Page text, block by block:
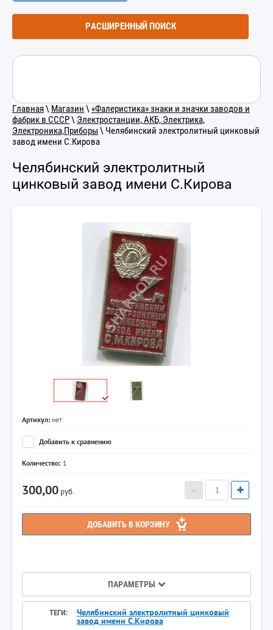
РАСШИРЕННЫЙ ПОИСК
Главная\ Магазин \ «Фалеристика» знаки и значки заводов и
фабрик в СССР\ Электростанции, АКБ, Электрика,
Электроника,Приборы \ Челябинский электролитный цинковый
завод имени С.Кирова
Челябинский электролитный
цинковый завод имени С.Кирова
Артикул: нет
Добавить к сравнению
Количество: 1
300,00 руб.
ДОБАВИТЬ В КОРЗИНУ
ПАРАМЕТРЫ
ТЕГИ: Челябинский электролитный цинковый
завод имени С.Кирова